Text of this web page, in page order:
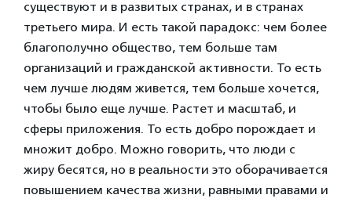
существуют и в развитых странах, и в странах
третьего мира. И есть такой парадокс: чем более
благополучно общество, тем больше там
организаций и гражданской активности. То есть
чем лучше людям живется, тем больше хочется,
чтобы было еще лучше. Растет и масштаб, и
сферы приложения. То есть добро порождает и
множит добро. Можно говорить, что люди с
жиру бесятся, но в реальности это оборачивается
повышением качества жизни, равными правами и